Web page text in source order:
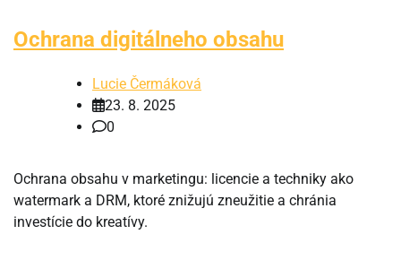
Ochrana digitálneho obsahu
Lucie Čermáková
23. 8. 2025
0
Ochrana obsahu v marketingu: licencie a techniky ako
watermark a DRM, ktoré znižujú zneužitie a chránia
investície do kreatívy.